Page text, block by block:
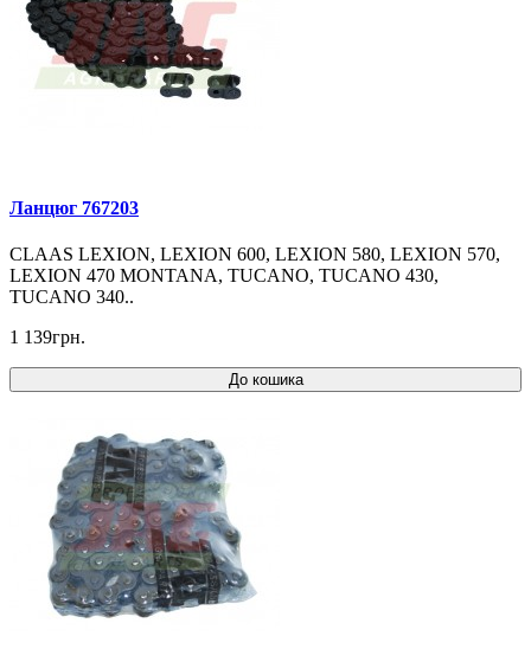
Ланцюг 767203
CLAAS LEXION, LEXION 600, LEXION 580, LEXION 570,
LEXION 470 MONTANA, TUCANO, TUCANO 430,
TUCANO 340..
1 139грн.
До кошика